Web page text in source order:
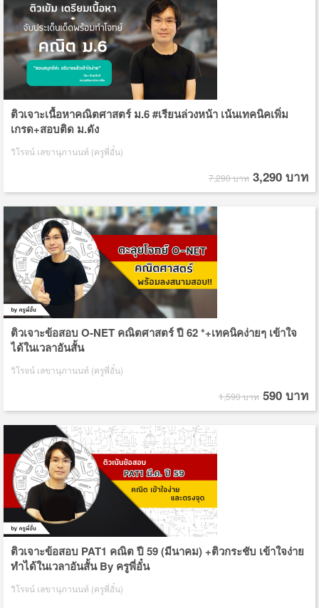
ติวเจาะเนื้อหาคณิตศาสตร์ ม.6 #เรียนล่วงหน้า เน้นเทคนิคเพิ่ม
เกรด+สอบติด ม.ดัง
วิโรจน์ เลขานุภานนท์ (ครูพี่อั๋น)
7,290 บาท 3,290 บาท
ติวเจาะข้อสอบ O-NET คณิตศาสตร์ ปี 62 *+เทคนิคง่ายๆ เข้าใจ
ได้ในเวลาอันสั้น
วิโรจน์ เลขานุภานนท์ (ครูพี่อั๋น)
1,590 บาท 590 บาท
ติวเจาะข้อสอบ PAT1 คณิต ปี 59 (มีนาคม) +ติวกระชับ เข้าใจง่าย
ทำได้ในเวลาอันสั้น By ครูพี่อั๋น
วิโรจน์ เลขานุภานนท์ (ครูพี่อั๋น)